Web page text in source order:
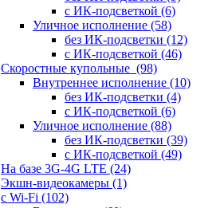
с ИК-подсветкой (6)
Уличное исполнение (58)
без ИК-подсветки (12)
с ИК-подсветкой (46)
Скоростные купольные (98)
Внутреннее исполнение (10)
без ИК-подсветки (4)
с ИК-подсветкой (6)
Уличное исполнение (88)
без ИК-подсветки (39)
с ИК-подсветкой (49)
На базе 3G-4G LTE (24)
Экшн-видеокамеры (1)
с Wi-Fi (102)